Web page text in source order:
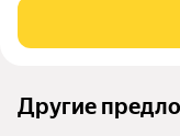
стены выравнены,
Другие